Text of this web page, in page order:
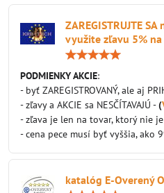
ZAREGISTRUJTE
využite zľavu 5%
PODMIENKY AKCIE:
- byť ZAREGISTROVANÝ, ale aj
- zľavy a AKCIE sa NESČÍTAVAJÚ -(
- zľava je len na tovar, ktorý nie je
- cena pece musí byť vyššia, ako
katalóg E-Overený